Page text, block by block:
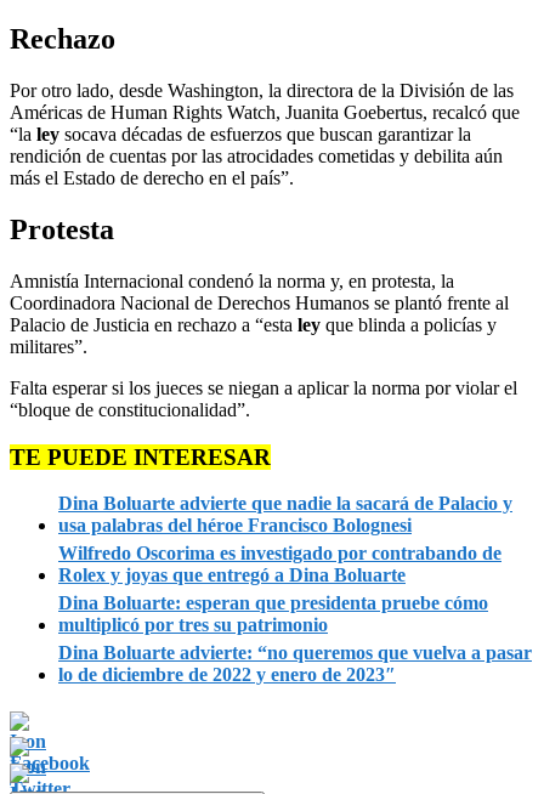
Rechazo
Por otro lado, desde Washington, la directora de la División de las
Américas de Human Rights Watch, Juanita Goebertus, recalcó que
“la ley socava décadas de esfuerzos que buscan garantizar la
rendición de cuentas por las atrocidades cometidas y debilita aún
más el Estado de derecho en el país”.
Protesta
Amnistía Internacional condenó la norma y, en protesta, la
Coordinadora Nacional de Derechos Humanos se plantó frente al
Palacio de Justicia en rechazo a “esta ley que blinda a policías y
militares”.
Falta esperar si los jueces se niegan a aplicar la norma por violar el
“bloque de constitucionalidad”.
TE PUEDE INTERESAR
Dina Boluarte advierte que nadie la sacará de Palacio y
usa palabras del héroe Francisco Bolognesi
Wilfredo Oscorima es investigado por contrabando de
Rolex y joyas que entregó a Dina Boluarte
Dina Boluarte: esperan que presidenta pruebe cómo
multiplicó por tres su patrimonio
Dina Boluarte advierte: “no queremos que vuelva a pasar
lo de diciembre de 2022 y enero de 2023″